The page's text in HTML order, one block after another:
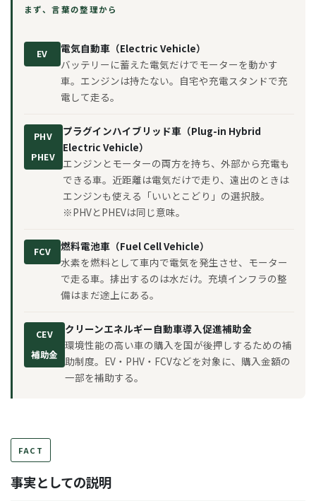
まず、言葉の整理から
EV
電気自動車（Electric Vehicle）
バッテリーに蓄えた電気だけでモーターを動かす
車。エンジンは持たない。自宅や充電スタンドで充
電して走る。
PHV
PHEV
プラグインハイブリッド車（Plug-in Hybrid
Electric Vehicle）
エンジンとモーターの両方を持ち、外部から充電も
できる車。近距離は電気だけで走り、遠出のときは
エンジンも使える「いいとこどり」の選択肢。
※PHVとPHEVは同じ意味。
FCV
燃料電池車（Fuel Cell Vehicle）
水素を燃料として車内で電気を発生させ、モーター
で走る車。排出するのは水だけ。充填インフラの整
備はまだ途上にある。
CEV
補助金
クリーンエネルギー自動車導入促進補助金
環境性能の高い車の購入を国が後押しするための補
助制度。EV・PHV・FCVなどを対象に、購入金額の
一部を補助する。
FACT
事実としての説明